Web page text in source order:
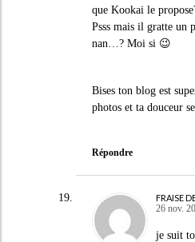
que Kookai le
Psss mais il gratte un
nan…? Moi si 😉
Bises ton blog est
photos et ta douceur
Répondre
FRAISE
26 nov.
je suit